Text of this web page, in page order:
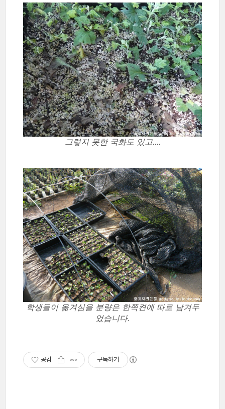
그렇지 못한 국화도 있고....
학생들이 옮겨심을 분량은 한쪽켠에 따로 남겨두
었습니다.
공감 구독하기